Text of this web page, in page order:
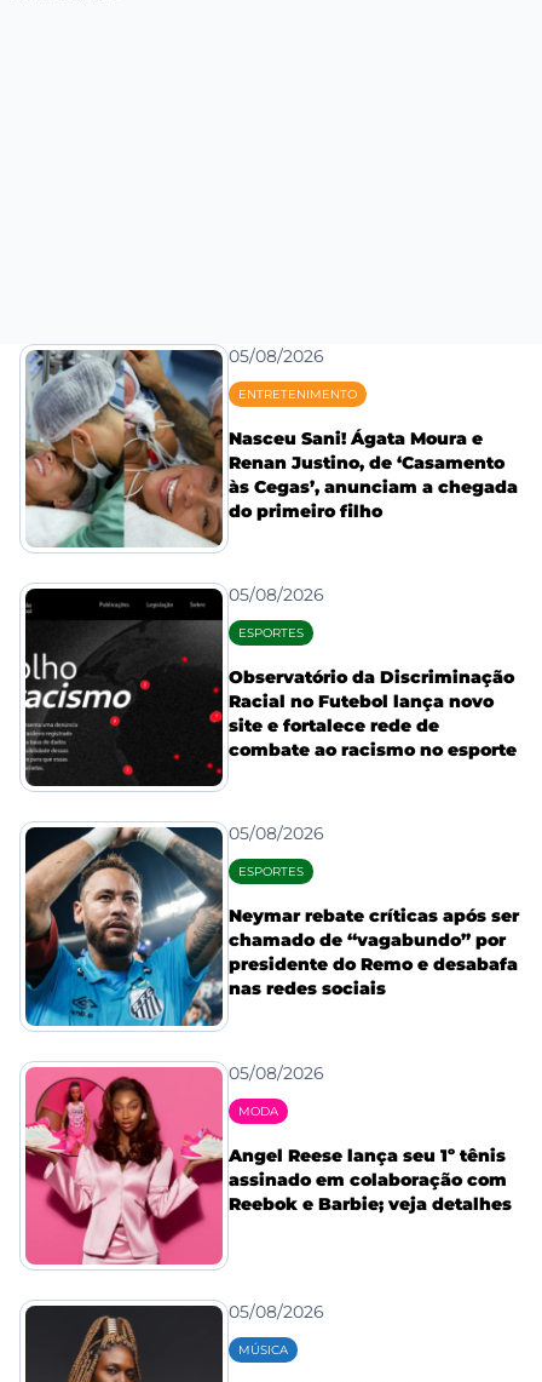
05/08/2026
ENTRETENIMENTO
Nasceu Sani! Ágata Moura e
Renan Justino, de ‘Casamento
às Cegas’, anunciam a chegada
do primeiro filho
05/08/2026
ESPORTES
Observatório da Discriminação
Racial no Futebol lança novo
site e fortalece rede de
combate ao racismo no esporte
05/08/2026
ESPORTES
Neymar rebate críticas após ser
chamado de “vagabundo” por
presidente do Remo e desabafa
nas redes sociais
05/08/2026
MODA
Angel Reese lança seu 1º tênis
assinado em colaboração com
Reebok e Barbie; veja detalhes
05/08/2026
MÚSICA